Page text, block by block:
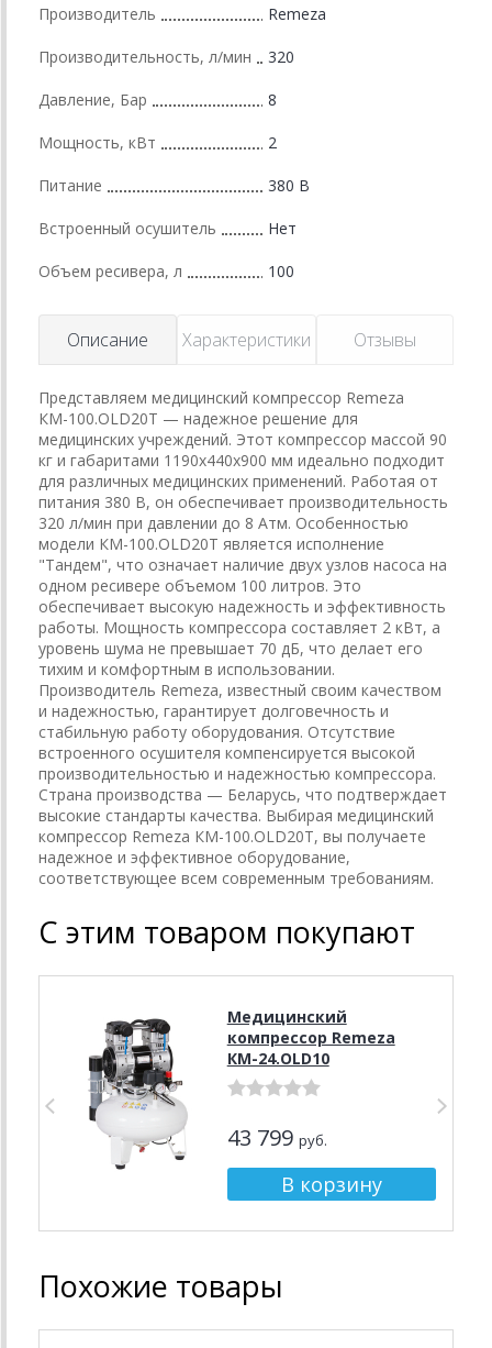
Производитель Remeza
Производительность, л/мин 320
Давление, Бар 8
Мощность, кВт 2
Питание 380 В
Встроенный осушитель Нет
Объем ресивера, л 100
Описание Характеристики Отзывы
Представляем медицинский компрессор Remeza
КМ-100.OLD20Т — надежное решение для
медицинских учреждений. Этот компрессор массой 90
кг и габаритами 1190х440х900 мм идеально подходит
для различных медицинских применений. Работая от
питания 380 В, он обеспечивает производительность
320 л/мин при давлении до 8 Атм. Особенностью
модели КМ-100.OLD20Т является исполнение
"Тандем", что означает наличие двух узлов насоса на
одном ресивере объемом 100 литров. Это
обеспечивает высокую надежность и эффективность
работы. Мощность компрессора составляет 2 кВт, а
уровень шума не превышает 70 дБ, что делает его
тихим и комфортным в использовании.
Производитель Remeza, известный своим качеством
и надежностью, гарантирует долговечность и
стабильную работу оборудования. Отсутствие
встроенного осушителя компенсируется высокой
производительностью и надежностью компрессора.
Страна производства — Беларусь, что подтверждает
высокие стандарты качества. Выбирая медицинский
компрессор Remeza КМ-100.OLD20Т, вы получаете
надежное и эффективное оборудование,
соответствующее всем современным требованиям.
С этим товаром покупают
Медицинский
компрессор Remeza
КМ-24.OLD10
43 799 руб.
Похожие товары